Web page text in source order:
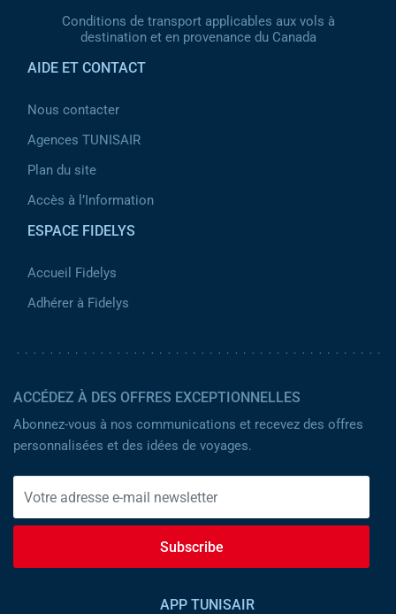
Conditions de transport applicables aux vols à
destination et en provenance du Canada
AIDE ET CONTACT
Nous contacter
Agences TUNISAIR
Plan du site
Accès à l’Information
ESPACE FIDELYS
Accueil Fidelys
Adhérer à Fidelys
ACCÉDEZ À DES OFFRES EXCEPTIONNELLES
Abonnez-vous à nos communications et recevez des offres
personnalisées et des idées de voyages.
Subscribe
APP TUNISAIR